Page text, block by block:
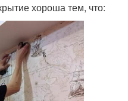
хороша тем, что: